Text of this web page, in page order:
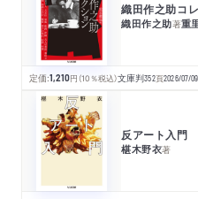
織田作之助コ
織田作之助著重
定価:1,210円 （10％税込）文庫判352頁2026/07/09
反アート入門
椹木野衣著